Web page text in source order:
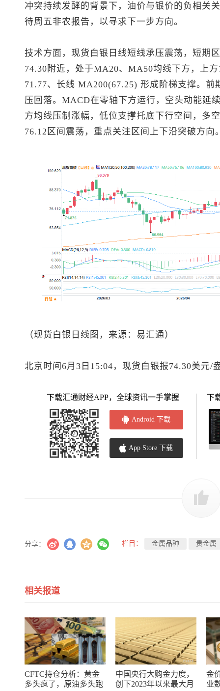
冲突持续发酵的背景下，油价与银价的负相关
待周五非农报告，以寻求下一步方向。
技术方面， 现货白银 日线短线承压震荡，短期
74.30附近，处于MA20、MA50均线下方，上
71.77、长线 MA200(67.25) 形成阶梯支撑。前
压回落。MACD在零轴下方运行，空头动能延
方均线压制涨幅，低位支撑托底下行空间，多
76.12区间震荡，重点关注区间上下沿突破方向
（现货白银 日线图，来源：易汇通）
北京时间6月3日15:04， 现货白银报74.30美元/
下载汇通财经APP，全球资讯一手掌握
Android 下载
App Store 下载
下
分享： 栏目： 金属品种 贵金属
相关报道
CFTC持仓分析：黄金
多头疯了，原油多头跑
中国央行大购金力度，
创下2023年以来最大月
金
业